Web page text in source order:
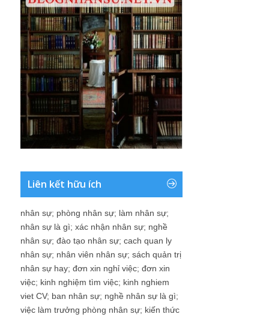
Liên kết hữu ích
nhân sự; phòng nhân sự; làm nhân sự;
nhân sự là gì; xác nhận nhân sự; nghề
nhân sự; đào tạo nhân sự; cach quan ly
nhân sự; nhân viên nhân sự; sách quản trị
nhân sự hay; đơn xin nghỉ việc; đơn xin
việc; kinh nghiệm tìm việc; kinh nghiem
viet CV; ban nhân sự; nghề nhân sự là gì;
việc làm trưởng phòng nhân sự; kiến thức